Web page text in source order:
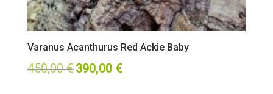
Varanus Acanthurus Red Ackie Baby
450,00€El
390,00 €El